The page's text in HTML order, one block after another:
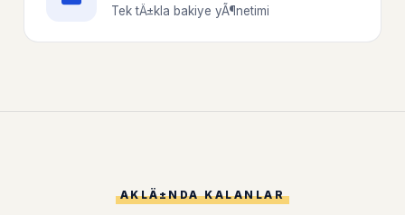
Tek tÄ±kla bakiye yÃ¶netimi
AKLÄ±NDA KALANLAR